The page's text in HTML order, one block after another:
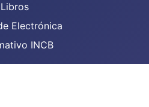
Libros
Electrónica
INCB